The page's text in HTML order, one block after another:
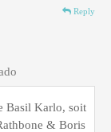
Reply
Basil Karlo, soit
& Boris